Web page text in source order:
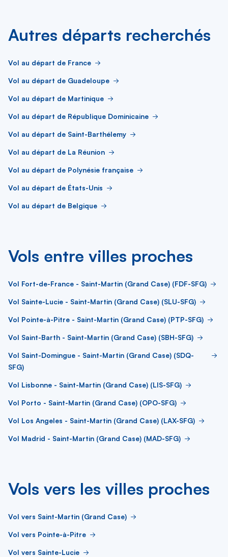
Autres départs recherchés
Vol au départ de France
Vol au départ de Guadeloupe
Vol au départ de Martinique
Vol au départ de République Dominicaine
Vol au départ de Saint-Barthélemy
Vol au départ de La Réunion
Vol au départ de Polynésie française
Vol au départ de États-Unis
Vol au départ de Belgique
Vols entre villes proches
Vol Fort-de-France - Saint-Martin (Grand Case) (FDF-SFG)
Vol Sainte-Lucie - Saint-Martin (Grand Case) (SLU-SFG)
Vol Pointe-à-Pitre - Saint-Martin (Grand Case) (PTP-SFG)
Vol Saint-Barth - Saint-Martin (Grand Case) (SBH-SFG)
Vol Saint-Domingue - Saint-Martin (Grand Case) (SDQ-
SFG)
Vol Lisbonne - Saint-Martin (Grand Case) (LIS-SFG)
Vol Porto - Saint-Martin (Grand Case) (OPO-SFG)
Vol Los Angeles - Saint-Martin (Grand Case) (LAX-SFG)
Vol Madrid - Saint-Martin (Grand Case) (MAD-SFG)
Vols vers les villes proches
Vol vers Saint-Martin (Grand Case)
Vol vers Pointe-à-Pitre
Vol vers Sainte-Lucie